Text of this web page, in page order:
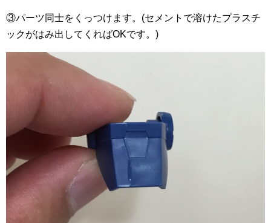
③パーツ同士をくっつけます。(セメントで溶けたプラスチ
ックがはみ出してくればOKです。)